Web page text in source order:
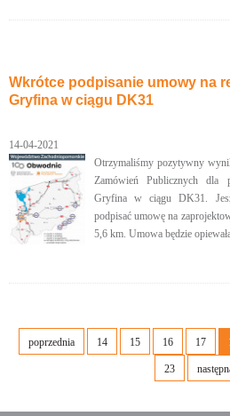
Wkrótce podpisanie umowy na
Gryfina w ciągu DK31
14-04-2021
Otrzymaliśmy pozytywny
Zamówień Publicznych dla
Gryfina w ciągu DK31.
podpisać umowę na
5,6 km. Umowa będzie
poprzednia 14 15 16 17
23